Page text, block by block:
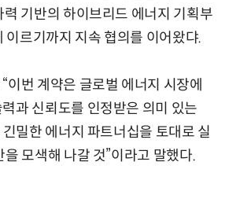
력 기반의 하이브리드 에너지 기획부
이르기까지 지속 협의를 이어왔댜.
이번 계약은 글로벌 에너지 시장에
과 신뢰도를 인정받은 의미 있는
긴밀한 에너지 파트너십을 토대로 실
모색해 나갈 것”이라고 말했다.